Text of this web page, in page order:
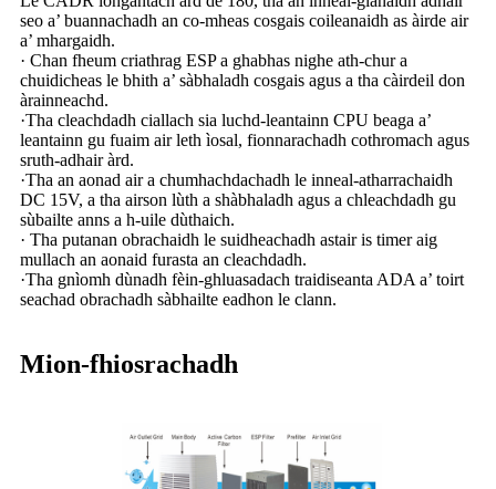
seo a’ buannachadh an co-mheas cosgais coileanaidh as àirde air
a’ mhargaidh.
· Chan fheum criathrag ESP a ghabhas nighe ath-chur a
chuidicheas le bhith a’ sàbhaladh cosgais agus a tha càirdeil don
àrainneachd.
·Tha cleachdadh ciallach sia luchd-leantainn CPU beaga a’
leantainn gu fuaim air leth ìosal, fionnarachadh cothromach agus
sruth-adhair àrd.
·Tha an aonad air a chumhachdachadh le inneal-atharrachaidh
DC 15V, a tha airson lùth a shàbhaladh agus a chleachdadh gu
sùbailte anns a h-uile dùthaich.
· Tha putanan obrachaidh le suidheachadh astair is timer aig
mullach an aonaid furasta an cleachdadh.
·Tha gnìomh dùnadh fèin-ghluasadach traidiseanta ADA a’ toirt
seachad obrachadh sàbhailte eadhon le clann.
Mion-fhiosrachadh